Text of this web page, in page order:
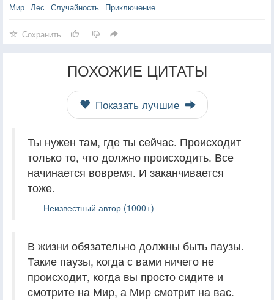
Мир Лес Случайность Приключение
Сохранить
ПОХОЖИЕ ЦИТАТЫ
Показать лучшие
Ты нужен там, где ты сейчас. Происходит
только то, что должно происходить. Все
начинается вовремя. И заканчивается
тоже.
Неизвестный автор (1000+)
В жизни обязательно должны быть паузы.
Такие паузы, когда с вами ничего не
происходит, когда вы просто сидите и
смотрите на Мир, а Мир смотрит на вас.